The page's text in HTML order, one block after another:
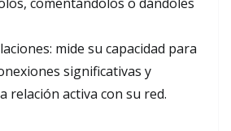
mide su capacidad para
significativas y
relación activa con su red.